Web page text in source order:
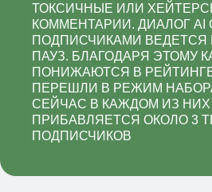
ТОКСИЧНЫЕ ИЛИ
КОММЕНТАРИИ. ДИАЛОГ AI
ПОДПИСЧИКАМИ ВЕДЕТСЯ
ПАУЗ. БЛАГОДАРЯ ЭТОМУ
ПОНИЖАЮТСЯ В
ПЕРЕШЛИ В РЕЖИМ
СЕЙЧАС В КАЖДОМ ИЗ
ПРИБАВЛЯЕТСЯ ОКОЛО 3
ПОДПИСЧИКОВ